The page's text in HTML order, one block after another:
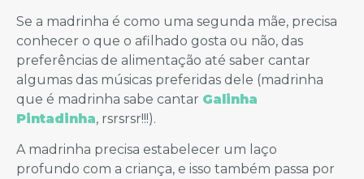
Se a madrinha é como uma segunda mãe, precisa
conhecer o que o afilhado gosta ou não, das
preferências de alimentação até saber cantar
algumas das músicas preferidas dele (madrinha
que é madrinha sabe cantar Galinha
Pintadinha, rsrsrsr!!!).
A madrinha precisa estabelecer um laço
profundo com a criança, e isso também passa por